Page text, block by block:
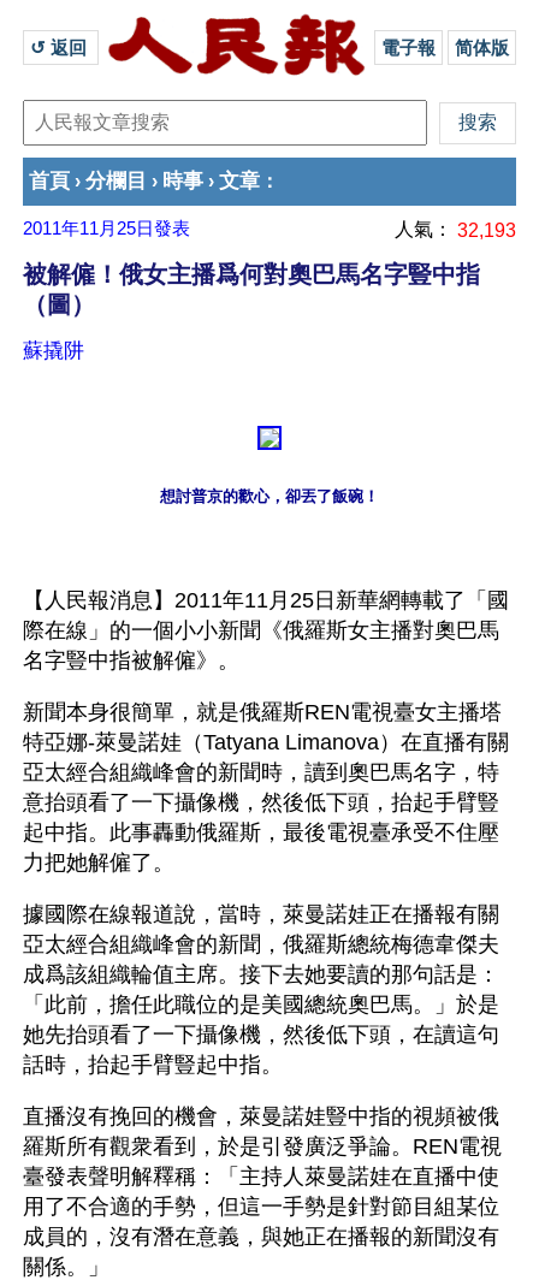
↺ 返回 電子報 简体版
首頁 › 分欄目 › 時事 › 文章 ：
2011年11月25日發表 人氣： 32,193
被解僱！俄女主播爲何對奧巴馬名字豎中指
（圖）
蘇撬阱
想討普京的歡心，卻丟了飯碗！
【人民報消息】2011年11月25日新華網轉載了「國
際在線」的一個小小新聞《俄羅斯女主播對奧巴馬
名字豎中指被解僱》。
新聞本身很簡單，就是俄羅斯REN電視臺女主播塔
特亞娜-萊曼諾娃（Tatyana Limanova）在直播有關
亞太經合組織峰會的新聞時，讀到奧巴馬名字，特
意抬頭看了一下攝像機，然後低下頭，抬起手臂豎
起中指。此事轟動俄羅斯，最後電視臺承受不住壓
力把她解僱了。
據國際在線報道說，當時，萊曼諾娃正在播報有關
亞太經合組織峰會的新聞，俄羅斯總統梅德韋傑夫
成爲該組織輪值主席。接下去她要讀的那句話是：
「此前，擔任此職位的是美國總統奧巴馬。」於是
她先抬頭看了一下攝像機，然後低下頭，在讀這句
話時，抬起手臂豎起中指。
直播沒有挽回的機會，萊曼諾娃豎中指的視頻被俄
羅斯所有觀衆看到，於是引發廣泛爭論。REN電視
臺發表聲明解釋稱：「主持人萊曼諾娃在直播中使
用了不合適的手勢，但這一手勢是針對節目組某位
成員的，沒有潛在意義，與她正在播報的新聞沒有
關係。」